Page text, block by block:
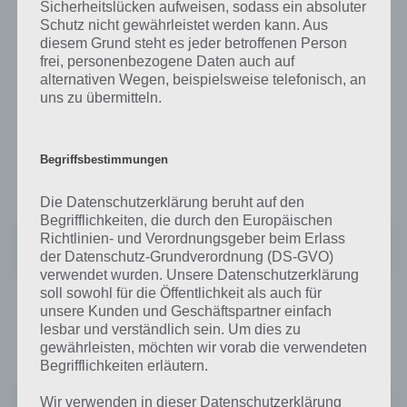
Farm Up für iPhone, iPad und iPod Touch
im iTunes App Store
Die Spiele App Farm Up kann im iTunes App Store kostenlos
heruntergeladen werden. Dabei wird mindestens iOS 5.1 benötigt.
gibt es aber wie nachfolgend zu sehen noch Farm Up HD. Hier gehts
Janes Farm: Bauen Bauernhof!
Preis:Kostenlos+
Neben der normalen Version gibt es auch Farm Up HD, welches für
iPad Tablets erstellt worden ist. Auch dieses kann kostenlos im
iTunes App Store bezogen werden:
Farm Up! HD
Sicherheitslücken aufweisen, sodass ein absoluter
Schutz nicht gewährleistet werden kann. Aus
diesem Grund steht es jeder betroffenen Person
frei, personenbezogene Daten auch auf
alternativen Wegen, beispielsweise telefonisch, an
uns zu übermitteln.
Begriffsbestimmungen
Die Datenschutzerklärung beruht auf den
Begrifflichkeiten, die durch den Europäischen
Richtlinien- und Verordnungsgeber beim Erlass
der Datenschutz-Grundverordnung (DS-GVO)
verwendet wurden. Unsere Datenschutzerklärung
soll sowohl für die Öffentlichkeit als auch für
unsere Kunden und Geschäftspartner einfach
lesbar und verständlich sein. Um dies zu
gewährleisten, möchten wir vorab die verwendeten
Begrifflichkeiten erläutern.
Wir verwenden in dieser Datenschutzerklärung